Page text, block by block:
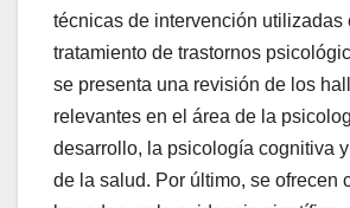
técnicas de intervención utilizadas
tratamiento de trastornos
se presenta una revisión de los
relevantes en el área de la
desarrollo, la psicología cognitiva
de la salud. Por último, se ofrecen